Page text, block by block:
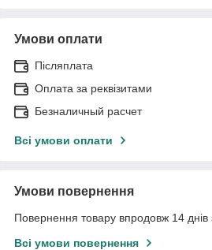
Умови оплати
Післяплата
Оплата за реквізитами
Безналичный расчет
Всі умови оплати
Умови повернення
Повернення товару впродовж 14 днів
Всі умови повернення